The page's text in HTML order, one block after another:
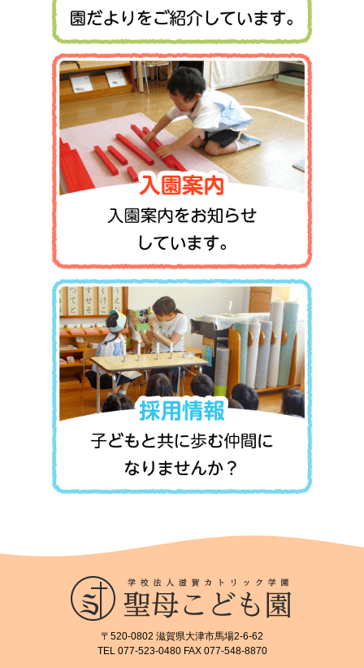
〒520-0802 滋賀県大津市馬場2-6-62
TEL 077-523-0480 FAX 077-548-8870